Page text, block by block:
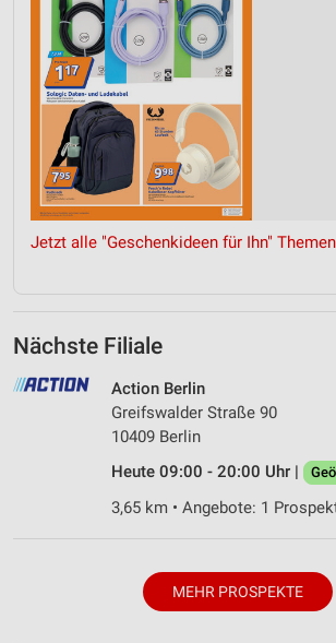
Jetzt alle "Geschenkideen für Ihn"
Nächste Filiale
Action Berlin
Greifswalder Straße 90
10409 Berlin
Heute 09:00 - 20:00 Uhr |
3,65 km • Angebote: 1
MEHR PROSPEKTE